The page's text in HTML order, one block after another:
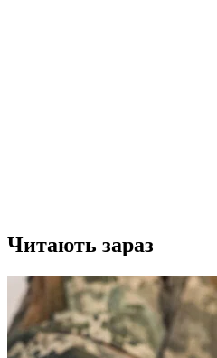
Читають зараз